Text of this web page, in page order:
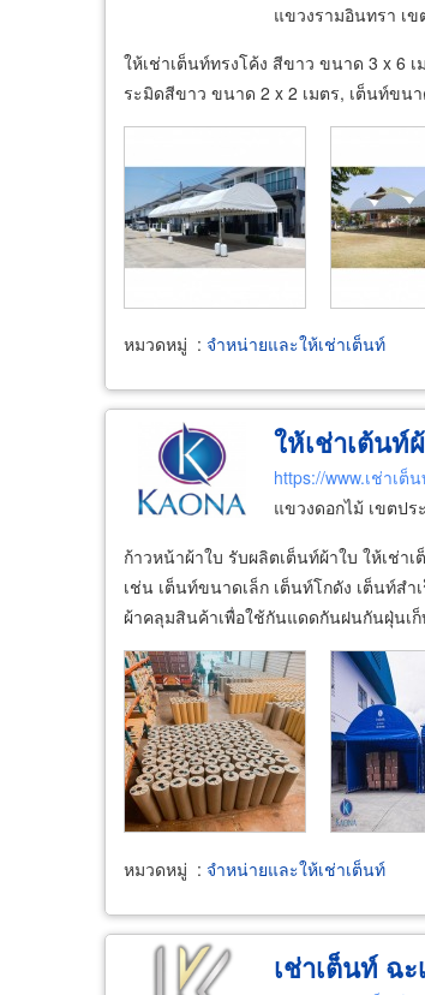
แขวงรามอินทรา เ
ให้เช่าเต็นท์ทรงโค้ง สีขาว ขนาด 3 x
ระมิดสีขาว ขนาด 2 x 2 เมตร, เต็นท์ขน
หมวดหมู่ : จำหน่ายและให้เช่าเต็นท์
ให้เช่าเต้นท์
https://www.เช่าเต็
แขวงดอกไม้ เขตปร
ก้าวหน้าผ้าใบ รับผลิตเต็นท์ผ้าใบ ให้เช่
เช่น เต็นท์ขนาดเล็ก เต็นท์โกดัง เต็นท์ส
ผ้าคลุมสินค้าเพื่อใช้กันแดดกันฝนกันฝุ่นเ
หมวดหมู่ : จำหน่ายและให้เช่าเต็นท์
เช่าเต็นท์ ฉ